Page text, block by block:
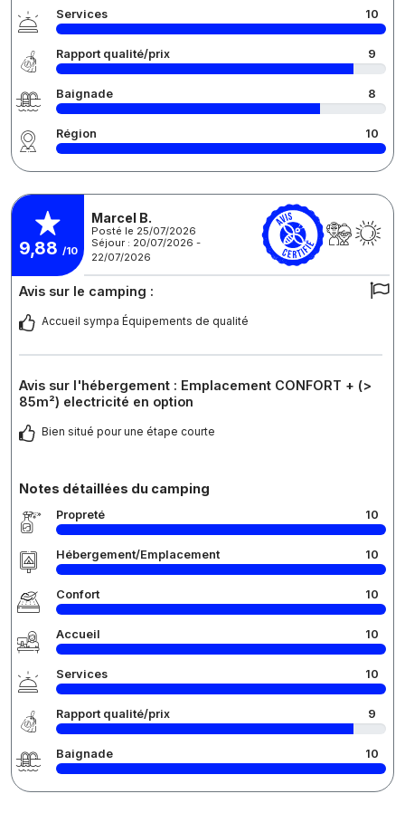
Services 10
Rapport qualité/prix 9
Baignade 8
Région 10
9,88 /10
Marcel B.
Posté le 25/07/2026
Séjour : 20/07/2026 -
22/07/2026
Avis sur le camping :
Accueil sympa Équipements de qualité
Avis sur l'hébergement : Emplacement CONFORT + (>
85m²) electricité en option
Bien situé pour une étape courte
Notes détaillées du camping
Propreté 10
Hébergement/Emplacement 10
Confort 10
Accueil 10
Services 10
Rapport qualité/prix 9
Baignade 10